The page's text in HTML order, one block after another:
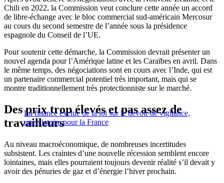
Chili en 2022, la Commission veut conclure cette année un accord
de libre-échange avec le bloc commercial sud-américain Mercosur
au cours du second semestre de l’année sous la présidence
espagnole du Conseil de l’UE.
Pour soutenir cette démarche, la Commission devrait présenter un
nouvel agenda pour l’Amérique latine et les Caraïbes en avril. Dans
le même temps, des négociations sont en cours avec l’Inde, qui est
un partenaire commercial potentiel très important, mais qui se
montre traditionnellement très protectionniste sur le marché.
La finance exclue de la loi sur le devoir de vigilance,
une victoire pour la France
Des prix trop élevés et pas assez de
travailleurs
Au niveau macroéconomique, de nombreuses incertitudes
subsistent. Les craintes d’une nouvelle récession semblent encore
lointaines, mais elles pourraient toujours devenir réalité s’il devait y
avoir des pénuries de gaz et d’énergie l’hiver prochain.